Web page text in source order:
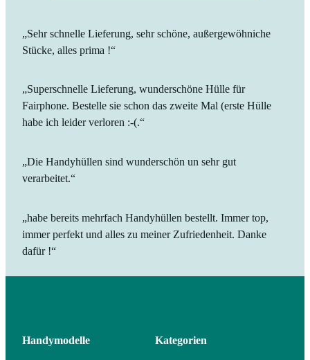
„Sehr schnelle Lieferung, sehr schöne, außergewöhniche
Stücke, alles prima !“
„Superschnelle Lieferung, wunderschöne Hülle für
Fairphone. Bestelle sie schon das zweite Mal (erste Hülle
habe ich leider verloren :-(.“
„Die Handyhüllen sind wunderschön un sehr gut
verarbeitet.“
„habe bereits mehrfach Handyhüllen bestellt. Immer top,
immer perfekt und alles zu meiner Zufriedenheit. Danke
dafür !“
Handymodelle Kategorien